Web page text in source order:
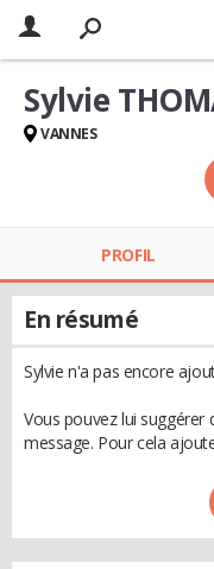
Sylvie
VANNES
PROFIL
En résumé
Sylvie n'a pas encore
Vous pouvez lui suggérer
message. Pour cela